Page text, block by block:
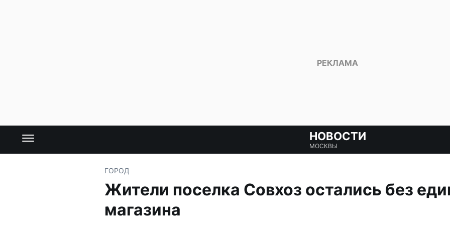
НОВОСТИ
МОСКВЫ
ГОРОД
Жители поселка Совхоз остались без
магазина